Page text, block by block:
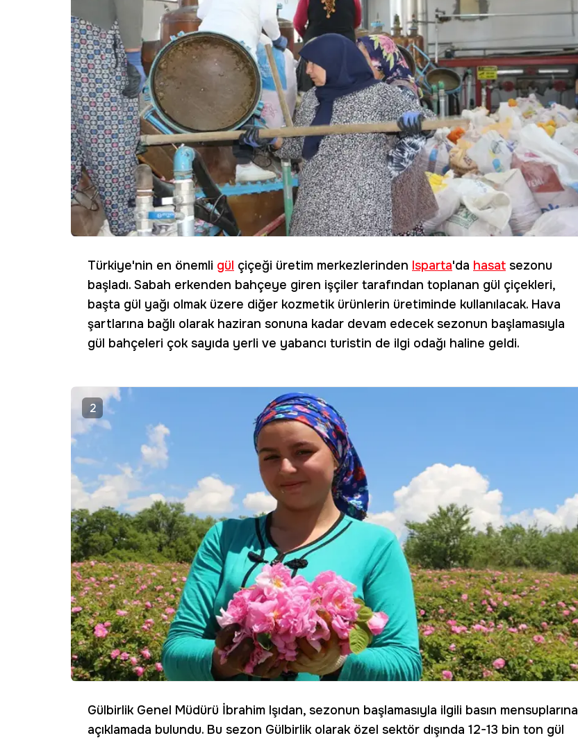
Türkiye'nin en önemli gül çiçeği üretim merkezlerinden Isparta'da hasat sezonu
başladı. Sabah erkenden bahçeye giren işçiler tarafından toplanan gül çiçekleri,
başta gül yağı olmak üzere diğer kozmetik ürünlerin üretiminde kullanılacak. Hava
şartlarına bağlı olarak haziran sonuna kadar devam edecek sezonun başlamasıyla
gül bahçeleri çok sayıda yerli ve yabancı turistin de ilgi odağı haline geldi.
2
Gülbirlik Genel Müdürü İbrahim Işıdan, sezonun başlamasıyla ilgili basın mensuplarına
açıklamada bulundu. Bu sezon Gülbirlik olarak özel sektör dışında 12-13 bin ton gül